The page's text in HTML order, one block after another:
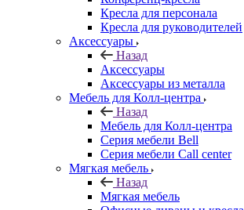
Кресла для персонала
Кресла для руководителей
Аксессуары
Назад
Аксессуары
Аксессуары из металла
Мебель для Колл-центра
Назад
Мебель для Колл-центра
Серия мебели Bell
Серия мебели Call center
Мягкая мебель
Назад
Мягкая мебель